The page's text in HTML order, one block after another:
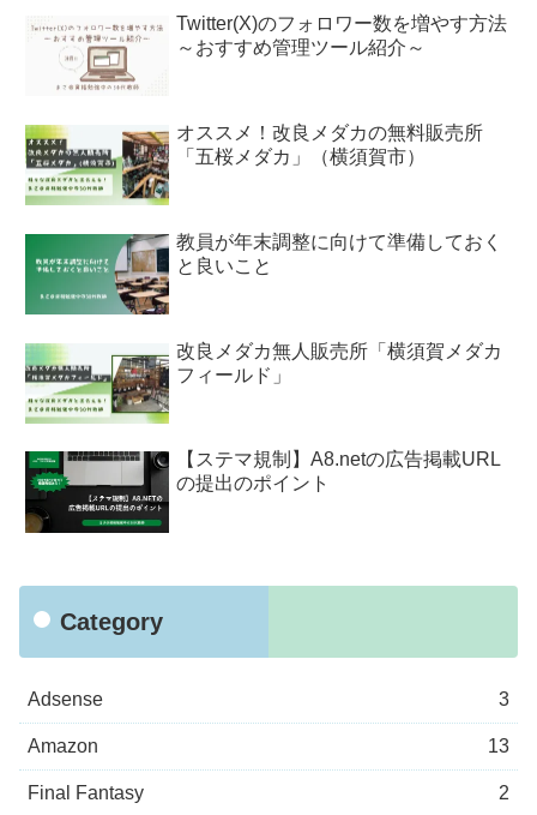
Twitter(X)のフォロワー数を増やす方法
～おすすめ管理ツール紹介～
オススメ！改良メダカの無料販売所
「五桜メダカ」（横須賀市）
教員が年末調整に向けて準備しておく
と良いこと
改良メダカ無人販売所「横須賀メダカ
フィールド」
【ステマ規制】A8.netの広告掲載URL
の提出のポイント
Category
Adsense 3
Amazon 13
Final Fantasy 2